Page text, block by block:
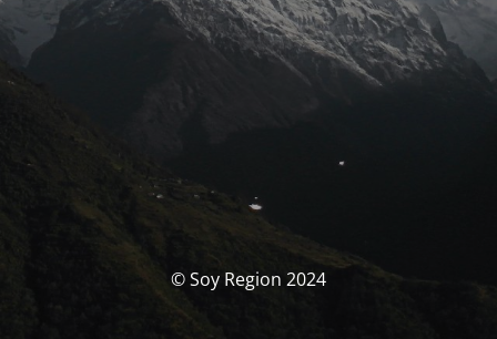
© Soy Region 2024